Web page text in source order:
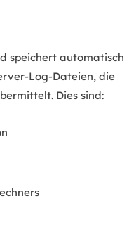
speichert automatisch
Log-Dateien, die
Dies sind: